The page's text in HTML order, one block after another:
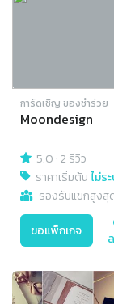
การ์ดเชิญ​ ของชำร่วย
Moondesign
5.0 ·2 รีวิว
ราคาเริ่มต้นไม่ร
รองรับแขกสูงสุ
ขอแพ็กเกจ